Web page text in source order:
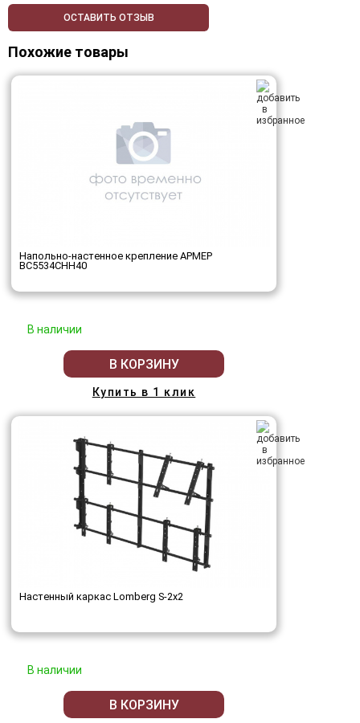
ОСТАВИТЬ ОТЗЫВ
Похожие товары
Напольно-настенное крепление АРМЕР
ВС5534СНН40
В наличии
В КОРЗИНУ
Купить в 1 клик
Настенный каркас Lomberg S-2х2
В наличии
В КОРЗИНУ